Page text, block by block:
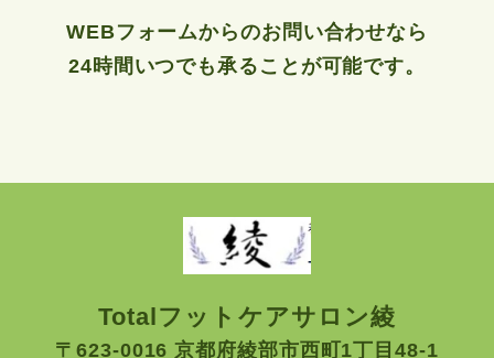
WEBフォームからのお問い合わせなら
24時間いつでも承ることが可能です。
Totalフットケアサロン綾
〒623-0016 京都府綾部市西町1丁目48-1